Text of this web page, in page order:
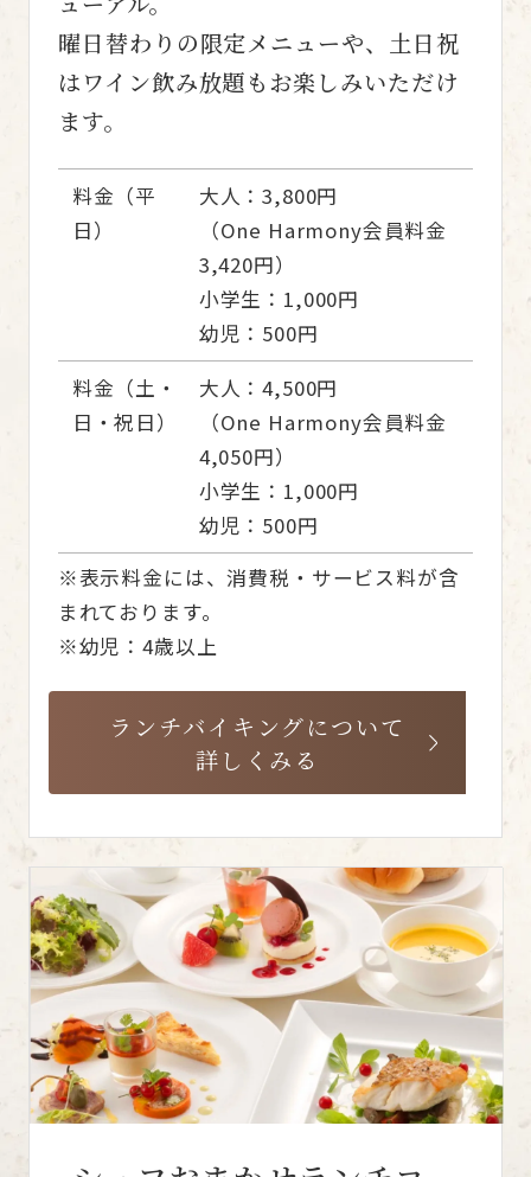
曜日替わりの限定メニューや、土日祝
はワイン飲み放題もお楽しみいただけ
ます。
料金（平
日）
大人：3,800円
（One Harmony会員料金
3,420円）
小学生：1,000円
幼児：500円
料金（土・
日・祝日）
大人：4,500円
（One Harmony会員料金
4,050円）
小学生：1,000円
幼児：500円
※表示料金には、消費税・サービス料が含
まれております。
※幼児：4歳以上
ランチバイキングについて
詳しくみる